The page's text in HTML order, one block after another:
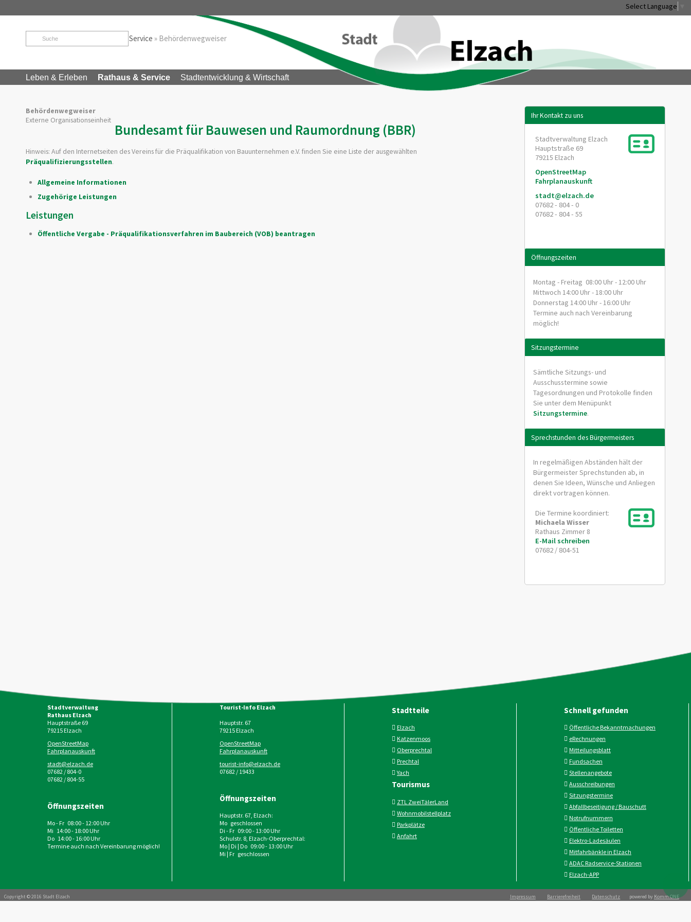
Select Language
Startseite Service » Behördenwegweiser
Leben & Erleben Rathaus & Service Stadtentwicklung & Wirtschaft
Behördenwegweiser
Externe Organisationseinheit
Bundesamt für Bauwesen und Raumordnung (BBR)
Hinweis: Auf den Internetseiten desVereins für die Präqualifikation von Bauunternehmen e.V. finden Sie eine Liste der ausgewählten
Präqualifizierungsstellen.
Allgemeine Informationen
Zugehörige Leistungen
Leistungen
Öffentliche Vergabe - Präqualifikationsverfahren im Baubereich (VOB) beantragen
Ihr Kontakt zu uns
Stadtverwaltung Elzach
Hauptstraße 69
79215 Elzach
OpenStreetMap
Fahrplanauskunft
stadt@elzach.de
07682 - 804 - 0
07682 - 804 - 55
Öffnungszeiten
Montag - Freitag 08:00 Uhr - 12:00 Uhr
Mittwoch 14:00 Uhr - 18:00 Uhr
Donnerstag 14:00 Uhr - 16:00 Uhr
Termine auch nach Vereinbarung
möglich!
Sitzungstermine
Sämtliche Sitzungs- und
Ausschusstermine sowie
Tagesordnungen und Protokolle finden
Sie unter dem Menüpunkt
Sitzungstermine.
Sprechstunden des Bürgermeisters
In regelmäßigen Abständen hält der
Bürgermeister Sprechstunden ab, in
denen Sie Ideen, Wünsche und Anliegen
direkt vortragen können.
Die Termine koordiniert:
Michaela Wisser
Rathaus Zimmer 8
E-Mail schreiben
07682 / 804-51
Stadtverwaltung
Rathaus Elzach
Hauptstraße 69
79215Elzach
OpenStreetMap
Fahrplanauskunft
stadt@elzach.de
07682 / 804-0
07682 / 804-55
Öffnungszeiten
Mo - Fr 08:00 - 12:00 Uhr
Mi 14:00 - 18:00 Uhr
Do 14:00 - 16:00 Uhr
Termine auch nach Vereinbarung möglich!
Tourist-Info Elzach
Hauptstr. 67
79215Elzach
OpenStreetMap
Fahrplanauskunft
tourist-info@elzach.de
07682 / 19433
Öffnungszeiten
Hauptstr. 67, Elzach:
Mo geschlossen
Di - Fr 09:00 - 13:00 Uhr
Schulstr. 8, Elzach-Oberprechtal:
Mo | Di | Do 09:00 - 13:00 Uhr
Mi | Fr geschlossen
Stadtteile
Elzach
Katzenmoos
Oberprechtal
Prechtal
Yach
Tourismus
ZTL ZweiTälerLand
Wohnmobilstellplatz
Parkplätze
Anfahrt
Schnell gefunden
Öffentliche Bekanntmachungen
eRechnungen
Mitteilungsblatt
Fundsachen
Stellenangebote
Ausschreibungen
Sitzungstermine
Abfallbeseitigung / Bauschutt
Notrufnummern
Öffentliche Toiletten
Elektro-Ladesäulen
Mitfahrbänkle in Elzach
ADAC Radservice-Stationen
Elzach-APP
Copyright © 2016 Stadt Elzach Impressum Barrierefreiheit Datenschutz powered by Komm.ONE